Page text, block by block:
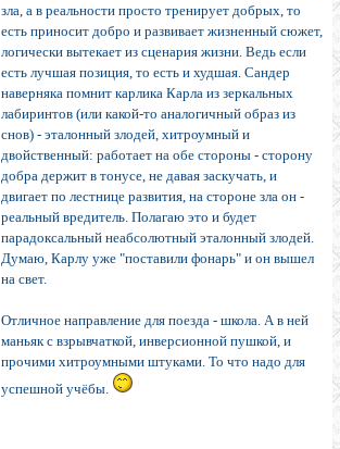
зла, а в реальности просто тренирует добрых, то
есть приносит добро и развивает жизненный сюжет,
логически вытекает из сценария жизни. Ведь если
есть лучшая позиция, то есть и худшая. Сандер
наверняка помнит карлика Карла из зеркальных
лабиринтов (или какой-то аналогичный образ из
снов) - эталонный злодей, хитроумный и
двойственный: работает на обе стороны - сторону
добра держит в тонусе, не давая заскучать, и
двигает по лестнице развития, на стороне зла он -
реальный вредитель. Полагаю это и будет
парадоксальный неабсолютный эталонный злодей.
Думаю, Карлу уже "поставили фонарь" и он вышел
на свет.
Отличное направление для поезда - школа. А в ней
маньяк с взрывчаткой, инверсионной пушкой, и
прочими хитроумными штуками. То что надо для
успешной учёбы.